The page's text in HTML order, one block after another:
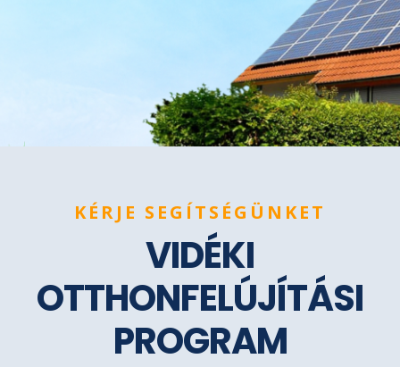
KÉRJE SEGÍTSÉGÜNKET
VIDÉKI
OTTHONFELÚJÍTÁSI
PROGRAM